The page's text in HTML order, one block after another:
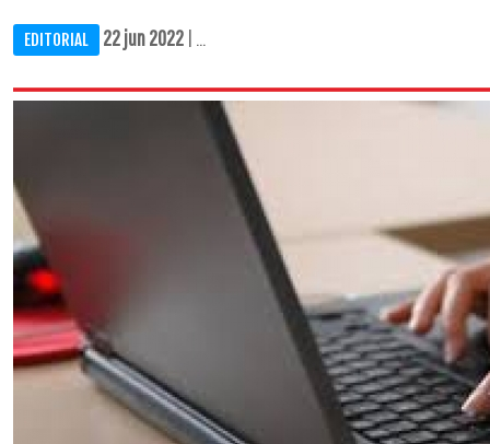
EDITORIAL 22 jun 2022 | ...